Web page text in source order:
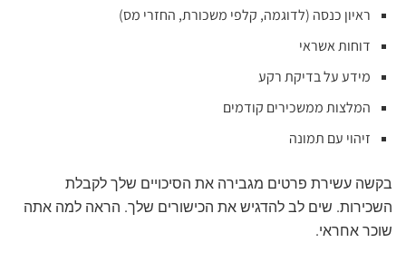
ראיון כנסה (לדוגמה, קלפי משכורת, החזרי מס)
דוחות אשראי
מידע על בדיקת רקע
המלצות ממשכירים קודמים
זיהוי עם תמונה
בקשה עשירת פרטים מגבירה את הסיכויים שלך לקבלת
השכירות. שים לב להדגיש את הכישורים שלך. הראה למה אתה
שוכר אחראי.